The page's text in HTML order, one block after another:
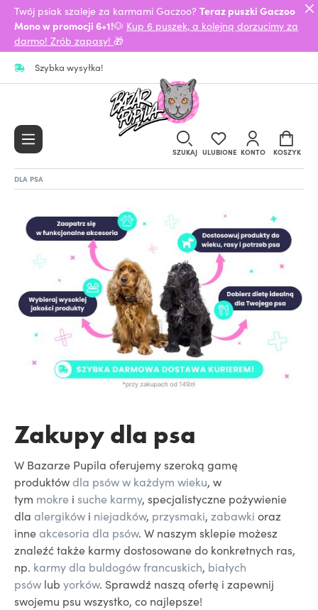
Twój psiak szaleje za karmami Gaczoo? Teraz puszki Gaczoo
Mono w promocji 6+1!🐶 Kup 6 puszek, a kolejną dorzucimy za
darmo! Zrób zapasy! 🎁
Szybka wysyłka!
SZUKAJ ULUBIONE KONTO KOSZYK
DLA PSA
Zakupy dla psa
W Bazarze Pupila oferujemy szeroką gamę
produktówdla psów w każdym wieku, w
tym mokre i suche karmy, specjalistyczne pożywienie
dla alergików i niejadków, przysmaki, zabawki oraz
inneakcesoria dla psów. W naszym sklepie możesz
znaleźć także karmy dostosowane do konkretnych ras,
np. karmy dla buldogów francuskich, białych
psów lub yorków. Sprawdź naszą ofertę i zapewnij
swojemu psu wszystko, co najlepsze!